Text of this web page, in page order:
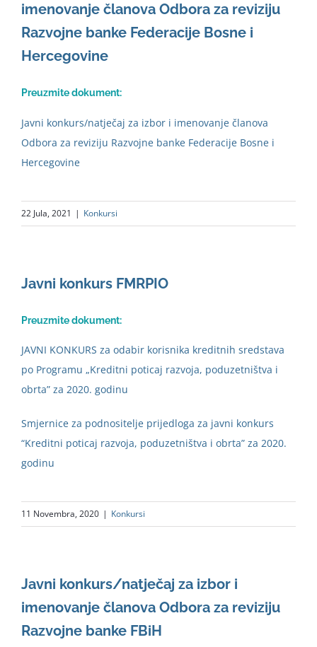
imenovanje članova Odbora za reviziju
Razvojne banke Federacije Bosne i
Hercegovine
Preuzmite dokument:
Javni konkurs/natječaj za izbor i imenovanje članova
Odbora za reviziju Razvojne banke Federacije Bosne i
Hercegovine
22 Jula, 2021 | Konkursi
Javni konkurs FMRPIO
Preuzmite dokument:
JAVNI KONKURS za odabir korisnika kreditnih sredstava
po Programu „Kreditni poticaj razvoja, poduzetništva i
obrta” za 2020. godinu
Smjernice za podnositelje prijedloga za javni konkurs
“Kreditni poticaj razvoja, poduzetništva i obrta” za 2020.
godinu
11 Novembra, 2020 | Konkursi
Javni konkurs/natječaj za izbor i
imenovanje članova Odbora za reviziju
Razvojne banke FBiH